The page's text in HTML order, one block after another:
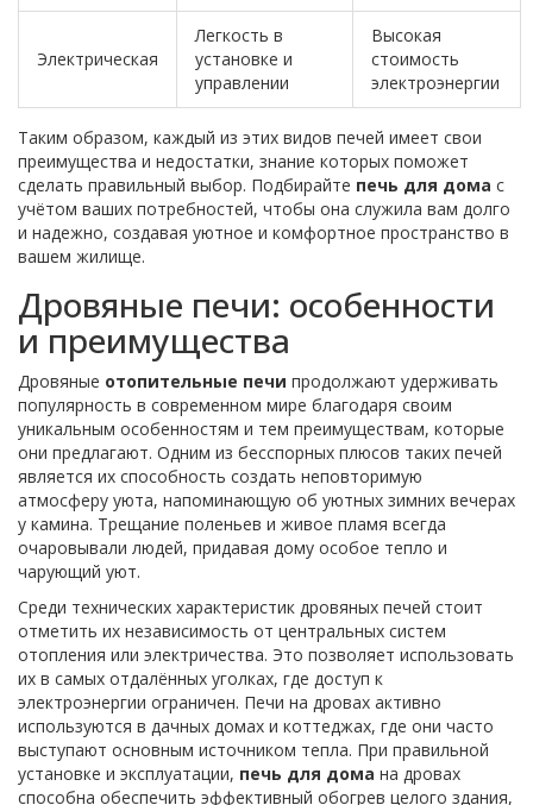
Электрическая
Легкость в
установке и
управлении
Высокая
стоимость
электроэнергии
Таким образом, каждый из этих видов печей имеет свои
преимущества и недостатки, знание которых поможет
сделать правильный выбор. Подбирайте печь для дома с
учётом ваших потребностей, чтобы она служила вам долго
и надежно, создавая уютное и комфортное пространство в
вашем жилище.
Дровяные печи: особенности
и преимущества
Дровяные отопительные печи продолжают удерживать
популярность в современном мире благодаря своим
уникальным особенностям и тем преимуществам, которые
они предлагают. Одним из бесспорных плюсов таких печей
является их способность создать неповторимую
атмосферу уюта, напоминающую об уютных зимних вечерах
у камина. Трещание поленьев и живое пламя всегда
очаровывали людей, придавая дому особое тепло и
чарующий уют.
Среди технических характеристик дровяных печей стоит
отметить их независимость от центральных систем
отопления или электричества. Это позволяет использовать
их в самых отдалённых уголках, где доступ к
электроэнергии ограничен. Печи на дровах активно
используются в дачных домах и коттеджах, где они часто
выступают основным источником тепла. При правильной
установке и эксплуатации, печь для дома на дровах
способна обеспечить эффективный обогрев целого здания,